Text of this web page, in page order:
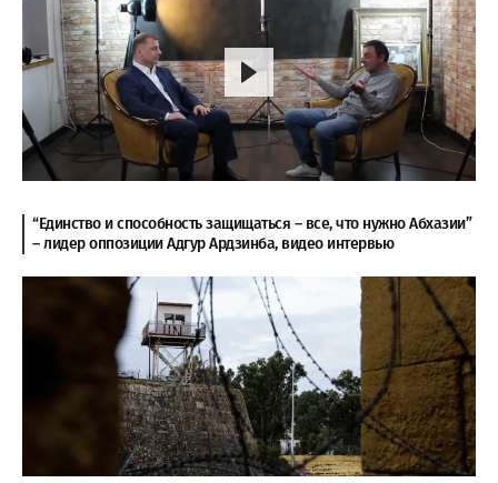
“Единство и способность защищаться – все, что нужно Абхазии”
– лидер оппозиции Адгур Ардзинба, видео интервью